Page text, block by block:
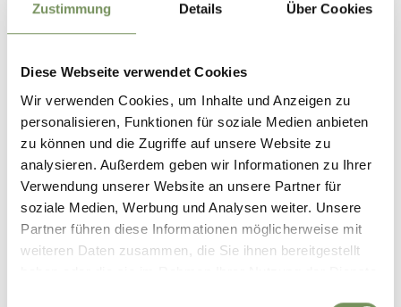
Zustimmung Details Über Cookies
Diese Webseite verwendet Cookies
Wir verwenden Cookies, um Inhalte und Anzeigen zu
personalisieren, Funktionen für soziale Medien anbieten
zu können und die Zugriffe auf unsere Website zu
analysieren. Außerdem geben wir Informationen zu Ihrer
Verwendung unserer Website an unsere Partner für
soziale Medien, Werbung und Analysen weiter. Unsere
Partner führen diese Informationen möglicherweise mit
weiteren Daten zusammen, die Sie ihnen bereitgestellt
Highest point
DOWNLOAD GPX-FILE
Tourismusverein Dorf Tirol
Hauptstraße 31
39019 Dorf Tirol
info@dorf-tirol.it